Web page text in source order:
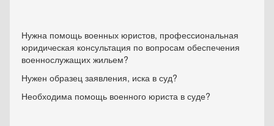
Нужна помощь военных юристов, профессиональная
юридическая консультация по вопросам обеспечения
военнослужащих жильем?
Нужен образец заявления, иска в суд?
Необходима помощь военного юриста в суде?